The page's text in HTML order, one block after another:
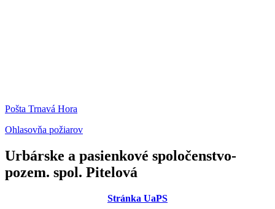
Pošta Trnavá Hora
Ohlasovňa požiarov
Urbárske a pasienkové spoločenstvo-
pozem. spol. Pitelová
Stránka UaPS